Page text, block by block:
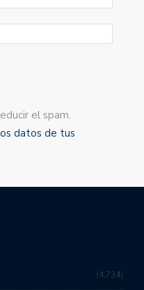
el spam.
datos de tus
4,734